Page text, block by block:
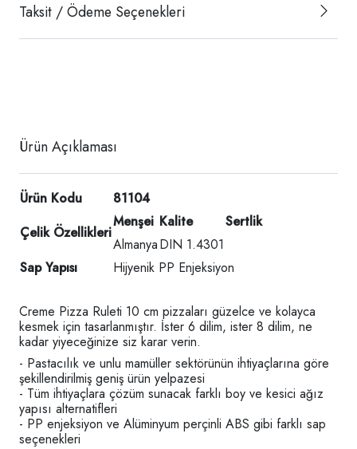
Taksit / Ödeme Seçenekleri
Ürün Açıklaması
Ürün Kodu
81104
Çelik Özellikleri
Menşei Kalite
Sertlik
AlmanyaDIN 1.4301
Sap Yapısı
Hijyenik PP Enjeksiyon
Creme Pizza Ruleti 10 cm pizzaları güzelce ve kolayca
kesmek için tasarlanmıştır. İster 6 dilim, ister 8 dilim, ne
kadar yiyeceğinize siz karar verin.
- Pastacılık ve unlu mamüller sektörünün ihtiyaçlarına göre
şekillendirilmiş geniş ürün yelpazesi
- Tüm ihtiyaçlara çözüm sunacak farklı boy ve kesici ağız
yapısı alternatifleri
- PP enjeksiyon ve Alüminyum perçinli ABS gibi farklı sap
seçenekleri